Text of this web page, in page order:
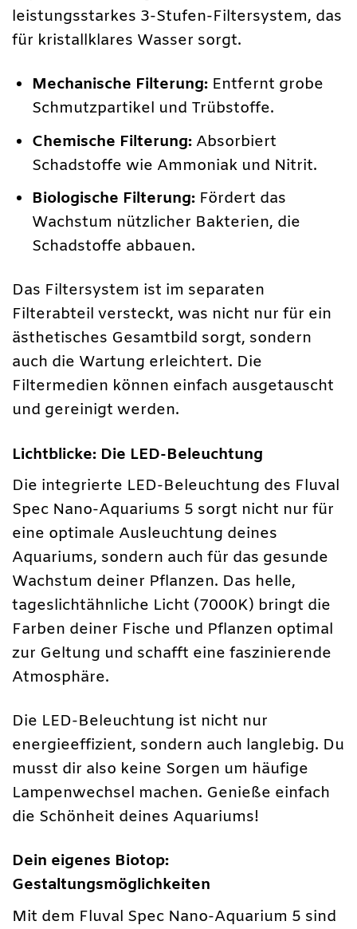
leistungsstarkes 3-Stufen-Filtersystem, das
für kristallklares Wasser sorgt.
Mechanische Filterung: Entfernt grobe
Schmutzpartikel und Trübstoffe.
Chemische Filterung: Absorbiert
Schadstoffe wie Ammoniak und Nitrit.
Biologische Filterung: Fördert das
Wachstum nützlicher Bakterien, die
Schadstoffe abbauen.
Das Filtersystem ist im separaten
Filterabteil versteckt, was nicht nur für ein
ästhetisches Gesamtbild sorgt, sondern
auch die Wartung erleichtert. Die
Filtermedien können einfach ausgetauscht
und gereinigt werden.
Lichtblicke: Die LED-Beleuchtung
Die integrierte LED-Beleuchtung des Fluval
Spec Nano-Aquariums 5 sorgt nicht nur für
eine optimale Ausleuchtung deines
Aquariums, sondern auch für das gesunde
Wachstum deiner Pflanzen. Das helle,
tageslichtähnliche Licht (7000K) bringt die
Farben deiner Fische und Pflanzen optimal
zur Geltung und schafft eine faszinierende
Atmosphäre.
Die LED-Beleuchtung ist nicht nur
energieeffizient, sondern auch langlebig. Du
musst dir also keine Sorgen um häufige
Lampenwechsel machen. Genieße einfach
die Schönheit deines Aquariums!
Dein eigenes Biotop:
Gestaltungsmöglichkeiten
Mit dem Fluval Spec Nano-Aquarium 5 sind